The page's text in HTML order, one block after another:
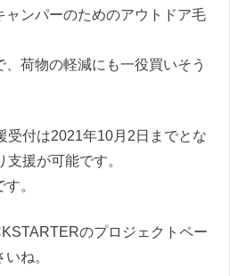
ャンパーのためのアウトドア毛
荷物の軽減にも一役買いそう
受付は2021年10月2日までとな
援が可能です。
。
のプロジェクトペー
ね。